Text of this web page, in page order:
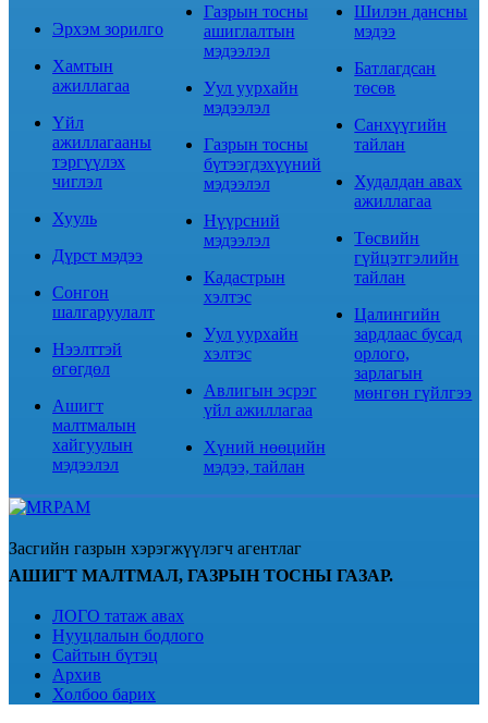
Эрхэм зорилго
Хамтын
ажиллагаа
Үйл
ажиллагааны
тэргүүлэх
чиглэл
Хууль
Дүрст мэдээ
Сонгон
шалгаруулалт
Нээлттэй
өгөгдөл
Ашигт
малтмалын
хайгуулын
мэдээлэл
Газрын тосны
ашиглалтын
мэдээлэл
Уул уурхайн
мэдээлэл
Газрын тосны
бүтээгдэхүүний
мэдээлэл
Нүүрсний
мэдээлэл
Кадастрын
хэлтэс
Уул уурхайн
хэлтэс
Авлигын эсрэг
үйл ажиллагаа
Хүний нөөцийн
мэдээ, тайлан
Шилэн дансны
мэдээ
Батлагдсан
төсөв
Санхүүгийн
тайлан
Худалдан авах
ажиллагаа
Төсвийн
гүйцэтгэлийн
тайлан
Цалингийн
зардлаас бусад
орлого,
зарлагын
мөнгөн гүйлгээ
Засгийн газрын хэрэгжүүлэгч агентлаг
АШИГТ МАЛТМАЛ, ГАЗРЫН ТОСНЫ ГАЗАР.
ЛОГО татаж авах
Нууцлалын бодлого
Сайтын бүтэц
Архив
Холбоо барих